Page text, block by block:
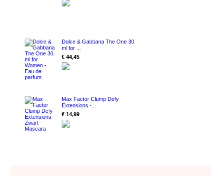
Dolce & Gabbana The One 30
ml for ...
€ 44,45
Max Factor Clump Defy
Extensions -...
€ 14,99